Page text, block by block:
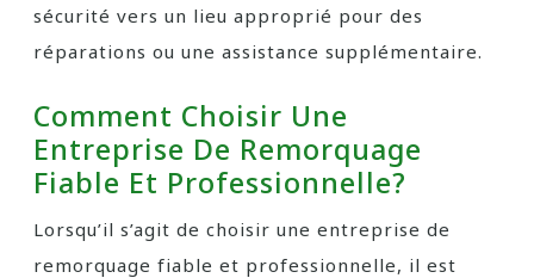
sécurité vers un lieu approprié pour des
réparations ou une assistance supplémentaire.
Comment Choisir Une
Entreprise De Remorquage
Fiable Et Professionnelle?
Lorsqu’il s’agit de choisir une entreprise de
remorquage fiable et professionnelle, il est